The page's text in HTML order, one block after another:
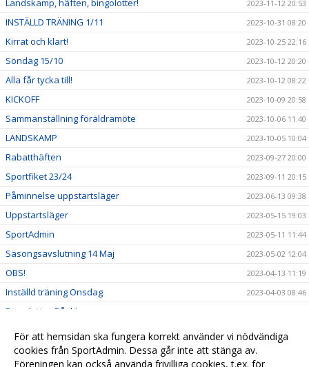
Landskamp, häften, bingolotter! 2023-11-12 20:53
INSTÄLLD TRÄNING 1/11 2023-10-31 08:20
Kirrat och klart! 2023-10-25 22:16
Söndag 15/10 2023-10-12 20:20
Alla får tycka till! 2023-10-12 08:22
KICKOFF 2023-10-09 20:58
Sammanställning föräldramöte 2023-10-06 11:40
LANDSKAMP 2023-10-05 10:04
Rabatthäften 2023-09-27 20:00
Sportfiket 23/24 2023-09-11 20:15
Påminnelse uppstartsläger 2023-06-13 09:38
Uppstartsläger 2023-05-15 19:03
SportAdmin 2023-05-11 11:44
Säsongsavslutning 14 Maj 2023-05-02 12:04
OBS! 2023-04-13 11:19
Inställd träning Onsdag 2023-04-03 08:46
Bingolotto - Påsk!
Föreningen bjuder in till familjedag! 2023-03-25 07:14
Föräldramöte 8 Februari 2023-03-14 11:57
För att hemsidan ska fungera korrekt använder vi nödvändiga
cookies från SportAdmin. Dessa går inte att stänga av.
Föreningen kan också använda frivilliga cookies, t.ex. för